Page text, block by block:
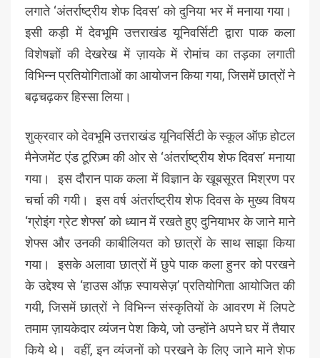
लगाते ‘अंतर्राष्ट्रीय शेफ दिवस’ को दुनिया भर में मनाया गया।
इसी कड़ी में देवभूमि उत्तराखंड यूनिवर्सिटी द्वारा पाक कला
विशेषज्ञों की देखरेख में ज़ायके में रोमांच का तड़का लगाती
विभिन्न प्रतियोगिताओं का आयोजन किया गया, जिसमें छात्रों ने
बढ़चढ़कर हिस्सा लिया।
शुक्रवार को देवभूमि उत्तराखंड यूनिवर्सिटी के स्कूल ऑफ़ होटल
मैनेजमेंट एंड टूरिज़्म की ओर से ‘अंतर्राष्ट्रीय शेफ दिवस’ मनाया
गया। इस दौरान पाक कला में विज्ञान के खूबसूरत मिश्रण पर
चर्चा की गयी। इस वर्ष अंतर्राष्ट्रीय शेफ दिवस के मुख्य विषय
‘ग्रोइंग ग्रेट शेफ्स’ को ध्यान में रखते हुए दुनियाभर के जाने माने
शेफ्स और उनकी काबीलियत को छात्रों के साथ साझा किया
गया। इसके अलावा छात्रों में छुपे पाक कला हुनर को परखने
के उद्देश्य से ‘हाउस ऑफ़ स्पायसेज़’ प्रतियोगिता आयोजित की
गयी, जिसमें छात्रों ने विभिन्न संस्कृतियों के आवरण में लिपटे
तमाम ज़ायकेदार व्यंजन पेश किये, जो उन्होंने अपने घर में तैयार
किये थे। वहीं, इन व्यंजनों को परखने के लिए जाने माने शेफ